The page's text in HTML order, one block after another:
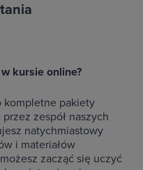
kursie online?
kompletne pakiety
zespół naszych
natychmiastowy
i materiałów
zacząć się uczyć